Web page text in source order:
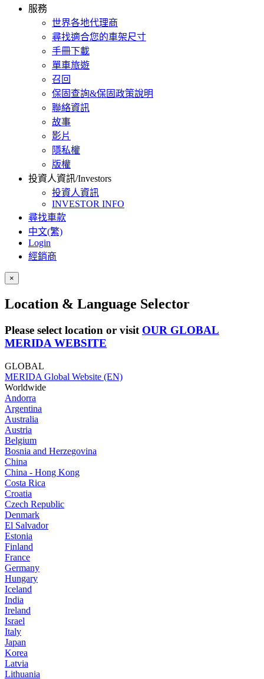
服務
世界各地代理商
尋找適合您的車架尺寸
手冊下載
單車旅遊
召回
保固查詢&保固政策說明
聯絡資訊
故事
影片
隱私權
版權
投資人資訊/Investors
投資人資訊
INVESTOR INFO
尋找車款
中文(繁)
Login
經銷商
×
Location & Language Selector
Please select location or visit OUR GLOBAL
MERIDA WEBSITE
GLOBAL
MERIDA Global Website (EN)
Worldwide
Andorra
Argentina
Australia
Austria
Belgium
Bosnia and Herzegovina
China
China - Hong Kong
Costa Rica
Croatia
Czech Republic
Denmark
El Salvador
Estonia
Finland
France
Germany
Hungary
Iceland
India
Ireland
Israel
Italy
Japan
Korea
Latvia
Lithuania